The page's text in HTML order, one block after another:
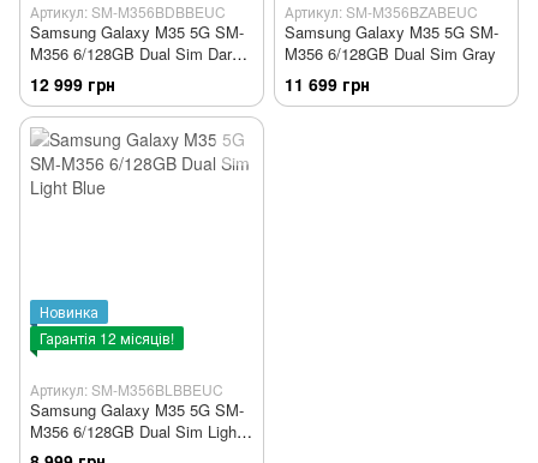
Артикул: SM-M356BDBBEUC
Samsung Galaxy M35 5G SM-
M356 6/128GB Dual Sim Dark
Blue
12 999 грн
Артикул: SM-M356BZABEUC
Samsung Galaxy M35 5G SM-
M356 6/128GB Dual Sim Gray
11 699 грн
Новинка
Гарантія 12 місяців!
Артикул: SM-M356BLBBEUC
Samsung Galaxy M35 5G SM-
M356 6/128GB Dual Sim Light
Blue